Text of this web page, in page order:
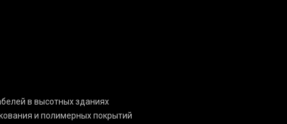
в высотных зданиях
и полимерных покрытий